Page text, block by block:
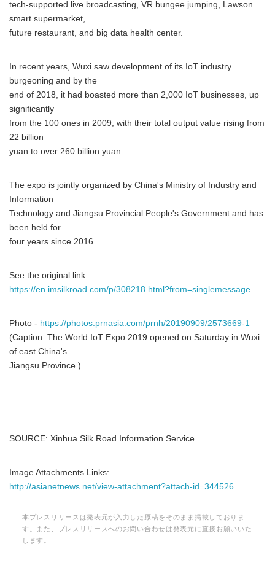
tech-supported live broadcasting, VR bungee jumping, Lawson
smart supermarket,
future restaurant, and big data health center.
In recent years, Wuxi saw development of its IoT industry
burgeoning and by the
end of 2018, it had boasted more than 2,000 IoT businesses, up
significantly
from the 100 ones in 2009, with their total output value rising from
22 billion
yuan to over 260 billion yuan.
The expo is jointly organized by China's Ministry of Industry and
Information
Technology and Jiangsu Provincial People's Government and has
been held for
four years since 2016.
See the original link:
https://en.imsilkroad.com/p/308218.html?from=singlemessage
Photo - https://photos.prnasia.com/prnh/20190909/2573669-1
(Caption: The World IoT Expo 2019 opened on Saturday in Wuxi
of east China's
Jiangsu Province.)
SOURCE: Xinhua Silk Road Information Service
Image Attachments Links:
http://asianetnews.net/view-attachment?attach-id=344526
本プレスリリースは発表元が入力した原稿をそのまま掲載しておりま
す。また、プレスリリースへのお問い合わせは発表元に直接お願いいた
します。